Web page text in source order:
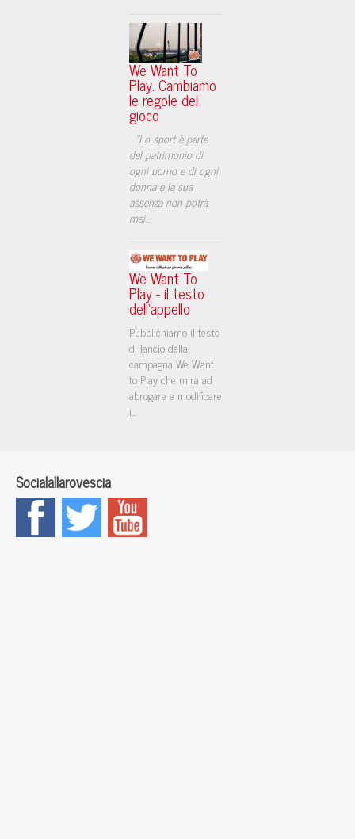
We Want To
Play. Cambiamo
le regole del
gioco
"Lo sport è parte
del patrimonio di
ogni uomo e di ogni
donna e la sua
assenza non potrà
mai...
We Want To
Play - il testo
dell'appello
Pubblichiamo il testo
di lancio della
campagna We Want
to Play che mira ad
abrogare e modificare
i...
Socialallarovescia